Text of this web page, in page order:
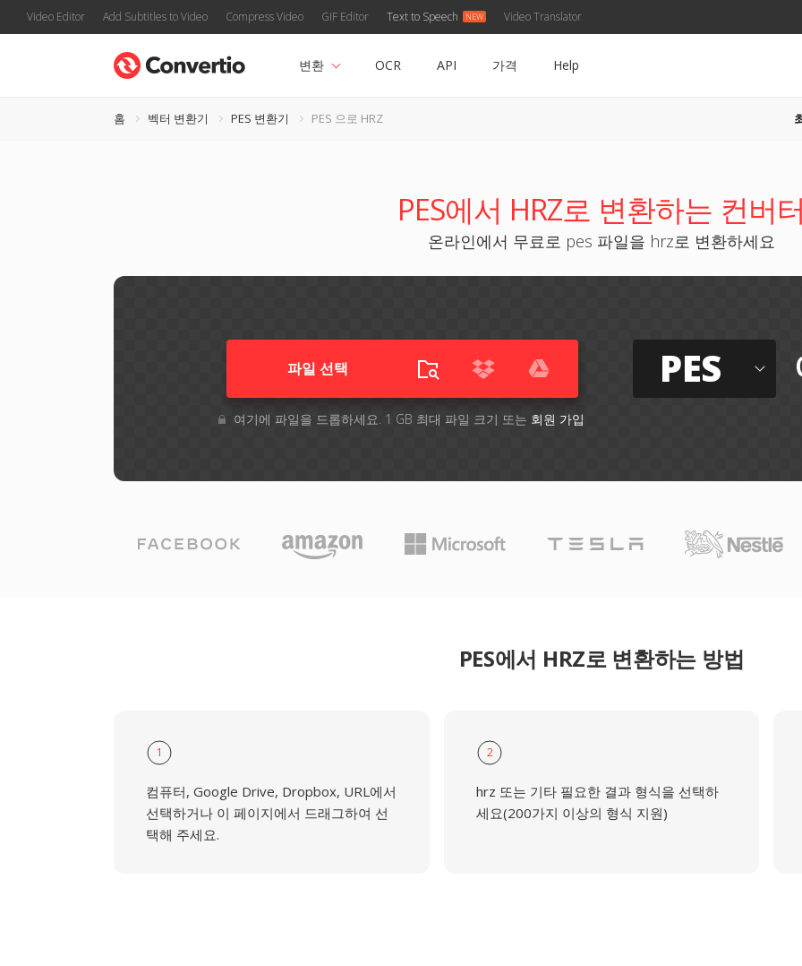
Video Editor Add Subtitles to Video Compress Video GIF Editor Text to Speech Video Translator
변환 OCR API 가격 Help
홈 벡터 변환기 PES 변환기 PES 으로 HRZ
PES에서 HRZ로 변환하는 컨버터
온라인에서 무료로 pes 파일을 hrz로 변환하세요
파일 선택
여기에 파일을 드롭하세요. 1 GB 최대 파일 크기 또는 회원 가입
PES
PES에서 HRZ로 변환하는 방법
1
컴퓨터, Google Drive, Dropbox, URL에서
선택하거나 이 페이지에서 드래그하여 선
택해 주세요.
2
hrz 또는 기타 필요한 결과 형식을 선택하
세요(200가지 이상의 형식 지원)